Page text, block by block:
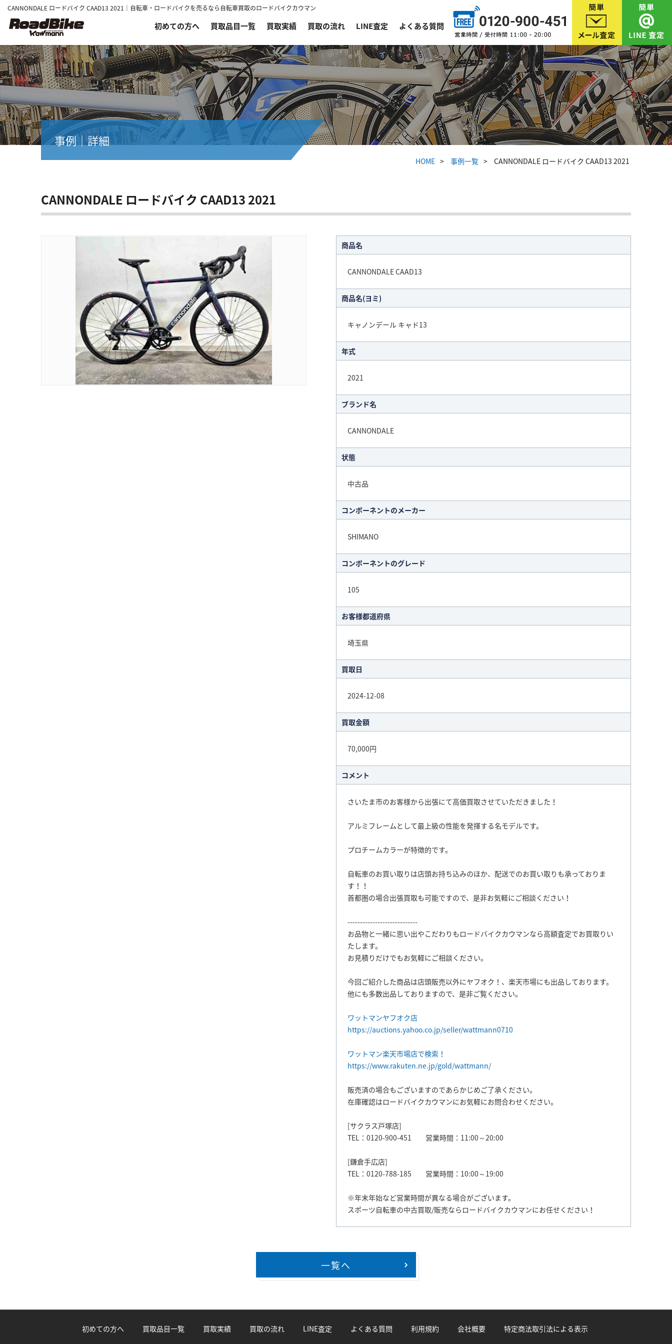
CANNONDALE ロードバイク CAAD13 2021｜自転車・ロードバイクを売るなら自転車買取のロードバイクカウマン
初めての方へ 買取品目一覧 買取実績 買取の流れ LINE査定 よくある質問
事例｜詳細
HOME 事例一覧 CANNONDALE ロードバイク CAAD13 2021
CANNONDALE ロードバイク CAAD13 2021
商品名
CANNONDALE CAAD13
商品名(ヨミ)
キャノンデール キャド13
年式
2021
ブランド名
CANNONDALE
状態
中古品
コンポーネントのメーカー
SHIMANO
コンポーネントのグレード
105
お客様都道府県
埼玉県
買取日
2024-12-08
買取金額
70,000円
コメント
さいたま市のお客様から出張にて高価買取させていただきました！
アルミフレームとして最上級の性能を発揮する名モデルです。
プロチームカラーが特徴的です。
自転車のお買い取りは店頭お持ち込みのほか、配送でのお買い取りも承っておりま
す！！
首都圏の場合出張買取も可能ですので、是非お気軽にご相談ください！
----------------------------
お品物と一緒に思い出やこだわりもロードバイクカウマンなら高額査定でお買取りい
たします。
お見積りだけでもお気軽にご相談ください。
今回ご紹介した商品は店頭販売以外にヤフオク！、楽天市場にも出品しております。
他にも多数出品しておりますので、是非ご覧ください。
ワットマンヤフオク店
https://auctions.yahoo.co.jp/seller/wattmann0710
ワットマン楽天市場店で検索！
https://www.rakuten.ne.jp/gold/wattmann/
販売済の場合もございますのであらかじめご了承ください。
在庫確認はロードバイクカウマンにお気軽にお問合わせください。
[サクラス戸塚店]
TEL：0120-900-451 営業時間：11:00～20:00
[鎌倉手広店]
TEL：0120-788-185 営業時間：10:00～19:00
※年末年始など営業時間が異なる場合がございます。
スポーツ自転車の中古買取/販売ならロードバイクカウマンにお任せください！
一覧へ >
初めての方へ 買取品目一覧 買取実績 買取の流れ LINE査定 よくある質問 利用規約 会社概要 特定商法取引法による表示